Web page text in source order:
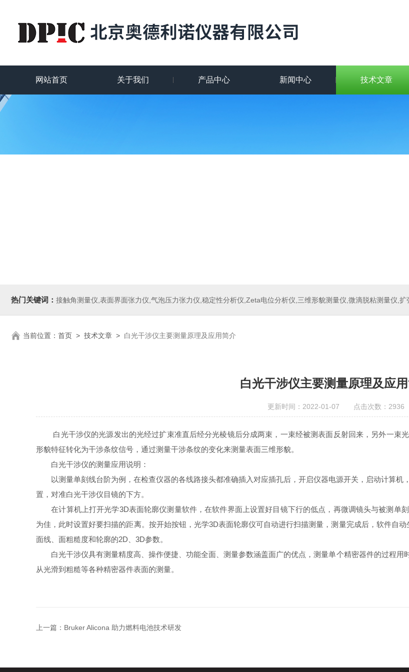
网站首页 关于我们 产品中心 新闻中心 技术文章
热门关键词： 接触角测量仪,表面界面张力仪,气泡压力张力仪,稳定性分析仪,Zeta电位分析仪,三维形貌测量仪,微滴脱粘测量仪,扩张流变测量仪,刀具测量仪,多重光
当前位置： 首页 > 技术文章 > 白光干涉仪主要测量原理及应用简介
白光干涉仪主要测量原理及应
更新时间：2022-01-07 点击次数：2936
白光干涉仪的光源发出的光经过扩束准直后经分光棱镜后分成两束，一束经被测表面反射回来，另外一束
形貌特征转化为干涉条纹信号，通过测量干涉条纹的变化来测量表面三维形貌。
白光干涉仪的测量应用说明：
以测量单刻线台阶为例，在检查仪器的各线路接头都准确插入对应插孔后，开启仪器电源开关，启动计算机
置，对准白光干涉仪目镜的下方。
在计算机上打开光学3D表面轮廓仪测量软件，在软件界面上设置好目镜下行的低点，再微调镜头与被测单
为佳，此时设置好要扫描的距离。按开始按钮，光学3D表面轮廓仪可自动进行扫描测量，测量完成后，软件自
面线、面粗糙度和轮廓的2D、3D参数。
白光干涉仪具有测量精度高、操作便捷、功能全面、测量参数涵盖面广的优点，测量单个精密器件的过程用
从光滑到粗糙等各种精密器件表面的测量。
上一篇： Bruker Alicona 助力燃料电池技术研发